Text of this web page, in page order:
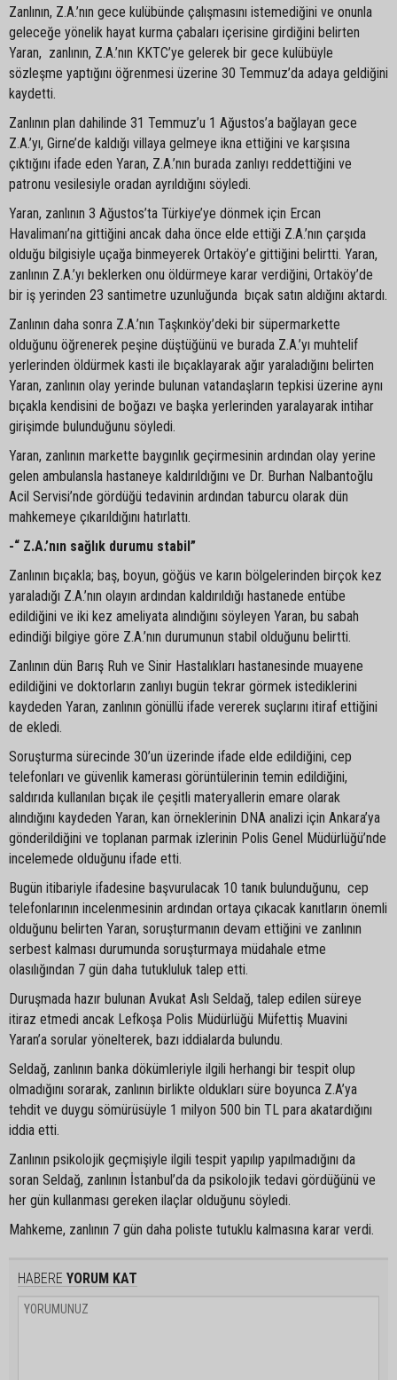
Zanlının, Z.A.’nın gece kulübünde çalışmasını istemediğini ve onunla
geleceğe yönelik hayat kurma çabaları içerisine girdiğini belirten
Yaran, zanlının, Z.A.’nın KKTC’ye gelerek bir gece kulübüyle
sözleşme yaptığını öğrenmesi üzerine 30 Temmuz’da adaya geldiğini
kaydetti.
Zanlının plan dahilinde 31 Temmuz’u 1 Ağustos’a bağlayan gece
Z.A.’yı, Girne’de kaldığı villaya gelmeye ikna ettiğini ve karşısına
çıktığını ifade eden Yaran, Z.A.’nın burada zanlıyı reddettiğini ve
patronu vesilesiyle oradan ayrıldığını söyledi.
Yaran, zanlının 3 Ağustos’ta Türkiye’ye dönmek için Ercan
Havalimanı’na gittiğini ancak daha önce elde ettiği Z.A.’nın çarşıda
olduğu bilgisiyle uçağa binmeyerek Ortaköy’e gittiğini belirtti. Yaran,
zanlının Z.A.’yı beklerken onu öldürmeye karar verdiğini, Ortaköy’de
bir iş yerinden 23 santimetre uzunluğunda bıçak satın aldığını aktardı.
Zanlının daha sonra Z.A.’nın Taşkınköy’deki bir süpermarkette
olduğunu öğrenerek peşine düştüğünü ve burada Z.A.’yı muhtelif
yerlerinden öldürmek kasti ile bıçaklayarak ağır yaraladığını belirten
Yaran, zanlının olay yerinde bulunan vatandaşların tepkisi üzerine aynı
bıçakla kendisini de boğazı ve başka yerlerinden yaralayarak intihar
girişimde bulunduğunu söyledi.
Yaran, zanlının markette baygınlık geçirmesinin ardından olay yerine
gelen ambulansla hastaneye kaldırıldığını ve Dr. Burhan Nalbantoğlu
Acil Servisi’nde gördüğü tedavinin ardından taburcu olarak dün
mahkemeye çıkarıldığını hatırlattı.
-“ Z.A.’nın sağlık durumu stabil”
Zanlının bıçakla; baş, boyun, göğüs ve karın bölgelerinden birçok kez
yaraladığı Z.A.’nın olayın ardından kaldırıldığı hastanede entübe
edildiğini ve iki kez ameliyata alındığını söyleyen Yaran, bu sabah
edindiği bilgiye göre Z.A.’nın durumunun stabil olduğunu belirtti.
Zanlının dün Barış Ruh ve Sinir Hastalıkları hastanesinde muayene
edildiğini ve doktorların zanlıyı bugün tekrar görmek istediklerini
kaydeden Yaran, zanlının gönüllü ifade vererek suçlarını itiraf ettiğini
de ekledi.
Soruşturma sürecinde 30’un üzerinde ifade elde edildiğini, cep
telefonları ve güvenlik kamerası görüntülerinin temin edildiğini,
saldırıda kullanılan bıçak ile çeşitli materyallerin emare olarak
alındığını kaydeden Yaran, kan örneklerinin DNA analizi için Ankara’ya
gönderildiğini ve toplanan parmak izlerinin Polis Genel Müdürlüğü’nde
incelemede olduğunu ifade etti.
Bugün itibariyle ifadesine başvurulacak 10 tanık bulunduğunu, cep
telefonlarının incelenmesinin ardından ortaya çıkacak kanıtların önemli
olduğunu belirten Yaran, soruşturmanın devam ettiğini ve zanlının
serbest kalması durumunda soruşturmaya müdahale etme
olasılığından 7 gün daha tutukluluk talep etti.
Duruşmada hazır bulunan Avukat Aslı Seldağ, talep edilen süreye
itiraz etmedi ancak Lefkoşa Polis Müdürlüğü Müfettiş Muavini
Yaran’a sorular yönelterek, bazı iddialarda bulundu.
Seldağ, zanlının banka dökümleriyle ilgili herhangi bir tespit olup
olmadığını sorarak, zanlının birlikte oldukları süre boyunca Z.A’ya
tehdit ve duygu sömürüsüyle 1 milyon 500 bin TL para akatardığını
iddia etti.
Zanlının psikolojik geçmişiyle ilgili tespit yapılıp yapılmadığını da
soran Seldağ, zanlının İstanbul’da da psikolojik tedavi gördüğünü ve
her gün kullanması gereken ilaçlar olduğunu söyledi.
Mahkeme, zanlının 7 gün daha poliste tutuklu kalmasına karar verdi.
HABERE YORUM KAT